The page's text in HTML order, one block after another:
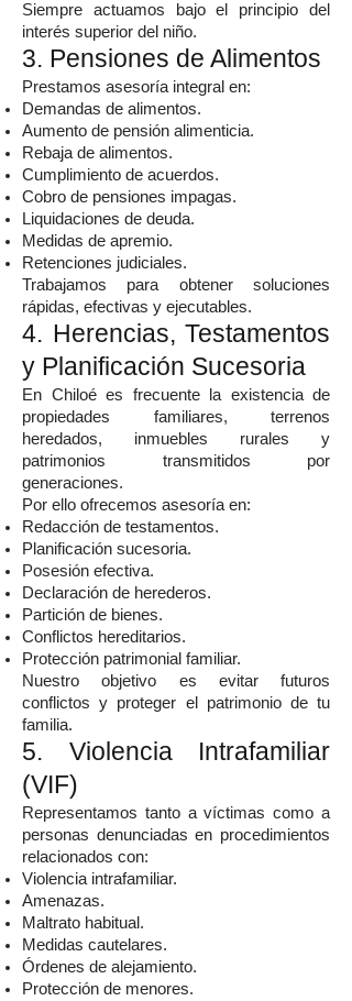
Siempre actuamos bajo el principio del
interés superior del niño.
3. Pensiones de Alimentos
Prestamos asesoría integral en:
Demandas de alimentos.
Aumento de pensión alimenticia.
Rebaja de alimentos.
Cumplimiento de acuerdos.
Cobro de pensiones impagas.
Liquidaciones de deuda.
Medidas de apremio.
Retenciones judiciales.
Trabajamos para obtener soluciones
rápidas, efectivas y ejecutables.
4. Herencias, Testamentos
y Planificación Sucesoria
En Chiloé es frecuente la existencia de
propiedades familiares, terrenos
heredados, inmuebles rurales y
patrimonios transmitidos por
generaciones.
Por ello ofrecemos asesoría en:
Redacción de testamentos.
Planificación sucesoria.
Posesión efectiva.
Declaración de herederos.
Partición de bienes.
Conflictos hereditarios.
Protección patrimonial familiar.
Nuestro objetivo es evitar futuros
conflictos y proteger el patrimonio de tu
familia.
5. Violencia Intrafamiliar
(VIF)
Representamos tanto a víctimas como a
personas denunciadas en procedimientos
relacionados con:
Violencia intrafamiliar.
Amenazas.
Maltrato habitual.
Medidas cautelares.
Órdenes de alejamiento.
Protección de menores.